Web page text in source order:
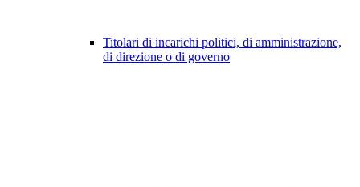
Titolari di incarichi politici, di amministrazione,
di direzione o di governo